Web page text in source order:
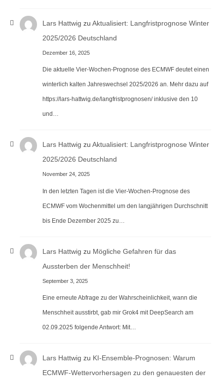
Lars Hattwig zu Aktualisiert: Langfristprognose Winter
2025/2026 Deutschland
Dezember 16, 2025
Die aktuelle Vier-Wochen-Prognose des ECMWF deutet einen
winterlich kalten Jahreswechsel 2025/2026 an. Mehr dazu auf
https://lars-hattwig.de/langfristprognosen/ inklusive den 10
und…
Lars Hattwig zu Aktualisiert: Langfristprognose Winter
2025/2026 Deutschland
November 24, 2025
In den letzten Tagen ist die Vier-Wochen-Prognose des
ECMWF vom Wochenmittel um den langjährigen Durchschnitt
bis Ende Dezember 2025 zu…
Lars Hattwig zu Mögliche Gefahren für das
Aussterben der Menschheit!
September 3, 2025
Eine erneute Abfrage zu der Wahrscheinlichkeit, wann die
Menschheit ausstirbt, gab mir Grok4 mit DeepSearch am
02.09.2025 folgende Antwort: Mit…
Lars Hattwig zu KI-Ensemble-Prognosen: Warum
ECMWF-Wettervorhersagen zu den genauesten der